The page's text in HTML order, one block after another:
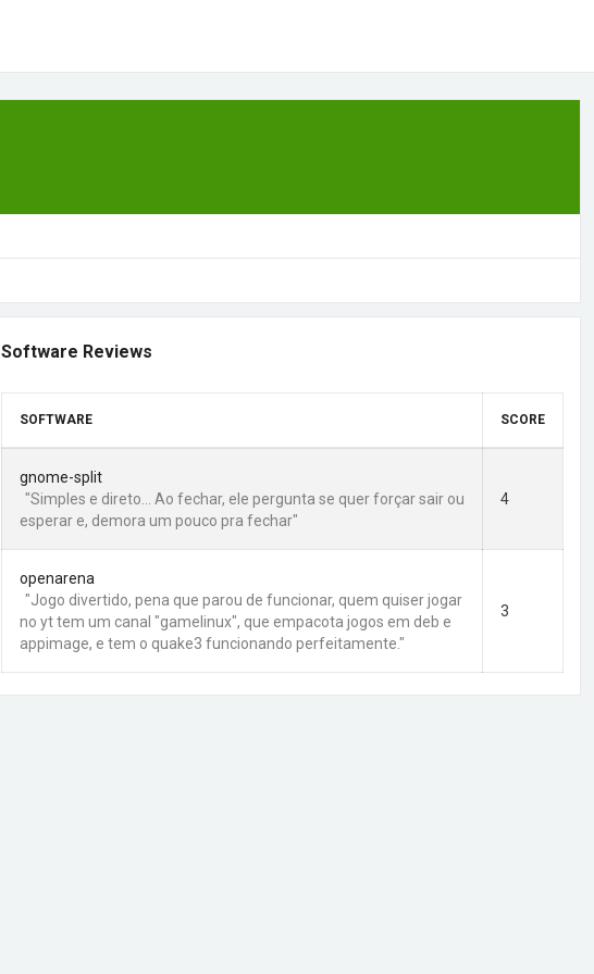
Software Reviews
SOFTWARE SCORE
gnome-split
"Simples e direto... Ao fechar, ele pergunta se quer forçar sair ou
esperar e, demora um pouco pra fechar"
4
openarena
"Jogo divertido, pena que parou de funcionar, quem quiser jogar
no yt tem um canal "gamelinux", que empacota jogos em deb e
appimage, e tem o quake3 funcionando perfeitamente."
3